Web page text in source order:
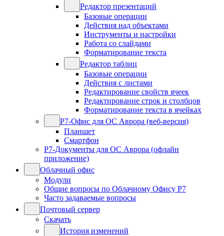
Редактор презентаций
Базовые операции
Действия над объектами
Инструменты и настройки
Работа со слайдами
Форматирование текста
Редактор таблиц
Базовые операции
Действия с листами
Редактирование свойств ячеек
Редактирование строк и столбцов
Форматирование текста в ячейках
Р7-Офис для ОС Аврора (веб-версия)
Планшет
Смартфон
Р7-Документы для ОС Аврора (офлайн
приложение)
Облачный офис
Модули
Общие вопросы по Облачному Офису Р7
Часто задаваемые вопросы
Почтовый сервер
Скачать
История изменений